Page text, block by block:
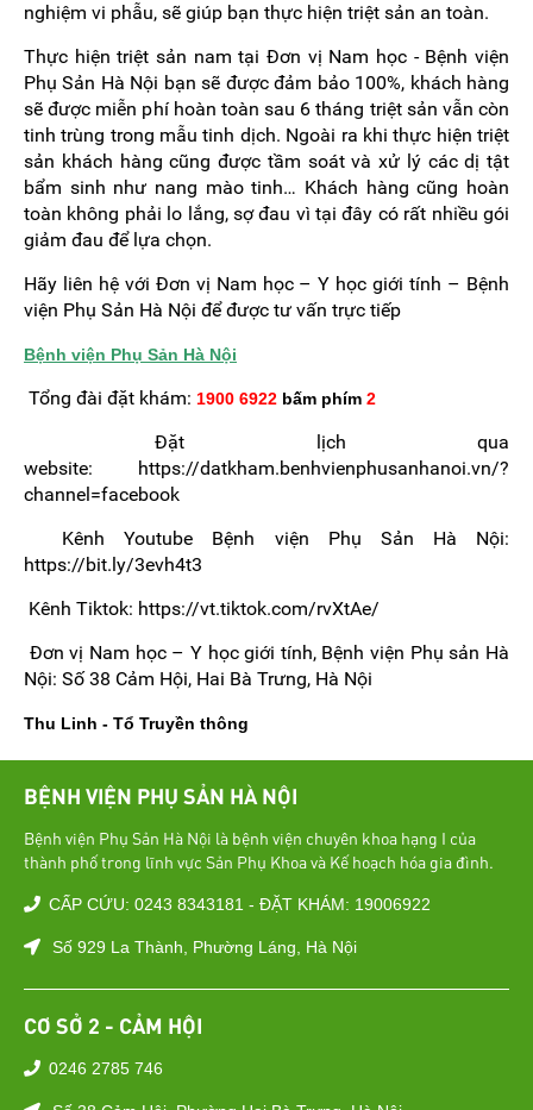
nghiệm vi phẫu, sẽ giúp bạn thực hiện triệt sản an toàn.
Thực hiện triệt sản nam tại Đơn vị Nam học - Bệnh viện
Phụ Sản Hà Nội bạn sẽ được đảm bảo 100%, khách hàng
sẽ được miễn phí hoàn toàn sau 6 tháng triệt sản vẫn còn
tinh trùng trong mẫu tinh dịch. Ngoài ra khi thực hiện triệt
sản khách hàng cũng được tầm soát và xử lý các dị tật
bẩm sinh như nang mào tinh… Khách hàng cũng hoàn
toàn không phải lo lắng, sợ đau vì tại đây có rất nhiều gói
giảm đau để lựa chọn.
Hãy liên hệ với Đơn vị Nam học – Y học giới tính – Bệnh
viện Phụ Sản Hà Nội để được tư vấn trực tiếp
Bệnh viện Phụ Sản Hà Nội
Tổng đài đặt khám: 1900 6922 bấm phím 2
Đặt lịch qua
website: https://datkham.benhvienphusanhanoi.vn/?
channel=facebook
Kênh Youtube Bệnh viện Phụ Sản Hà Nội:
https://bit.ly/3evh4t3
Kênh Tiktok: https://vt.tiktok.com/rvXtAe/
Đơn vị Nam học – Y học giới tính, Bệnh viện Phụ sản Hà
Nội: Số 38 Cảm Hội, Hai Bà Trưng, Hà Nội
Thu Linh - Tổ Truyền thông
BỆNH VIỆN PHỤ SẢN HÀ NỘI
Bệnh viện Phụ Sản Hà Nội là bệnh viện chuyên khoa hạng I của
thành phố trong lĩnh vực Sản Phụ Khoa và Kế hoạch hóa gia đình.
CẤP CỨU: 0243 8343181 - ĐẶT KHÁM: 19006922
Số 929 La Thành, Phường Láng, Hà Nội
CƠ SỞ 2 - CẢM HỘI
0246 2785 746